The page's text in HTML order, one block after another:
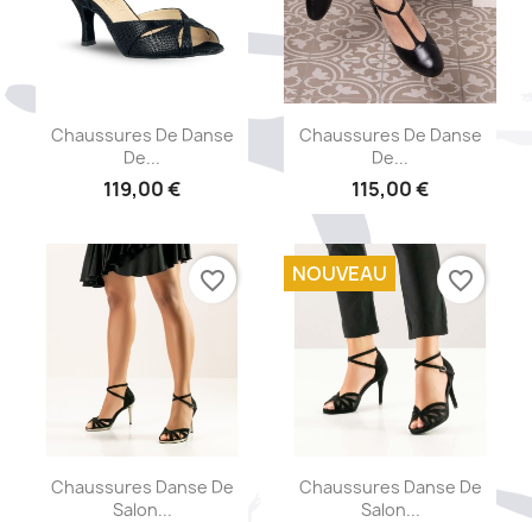
Aperçu rapide
Chaussures De Danse
De...
119,00 €
Aperçu rapide
Chaussures De Danse
De...
115,00 €
Aperçu rapide
Chaussures Danse De
Salon...
favorite_border
Aperçu rapide
Chaussures Danse De
Salon...
NOUVEAU favorite_border